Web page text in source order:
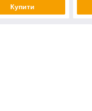
Купити